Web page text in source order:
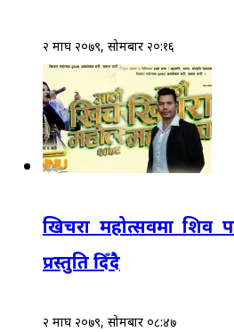
२ माघ २०७९, सोमबार २०:१६
खिचरा महोत्सवमा शिव
प्रस्तुति दिँदै
२ माघ २०७९, सोमबार ०८:४७